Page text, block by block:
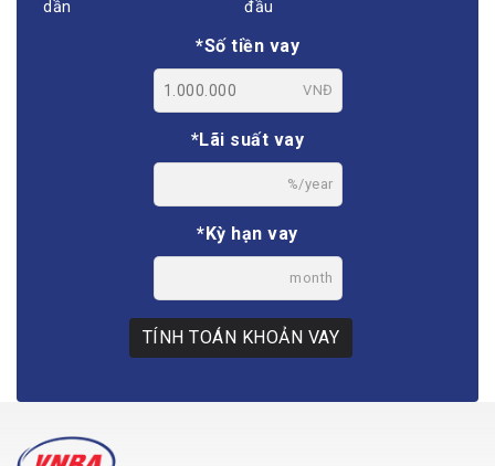
dần
đầu
*Số tiền vay
VNĐ
*Lãi suất vay
%/year
*Kỳ hạn vay
month
TÍNH TOÁN KHOẢN VAY